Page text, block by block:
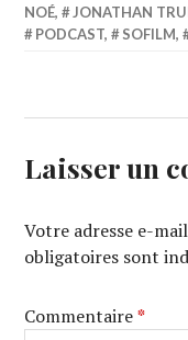
NOÉ, JONATHAN
PODCAST, SOFILM,
Laisser un
Votre adresse e-
obligatoires sont
Commentaire*